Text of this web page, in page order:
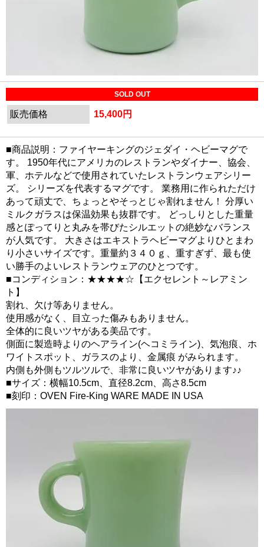
SOLD OUT
販売価格 15,400円
■商品説明：ファイヤーキングのジェダイ・ヘビーマグで
す。 1950年代にアメリカのレストランやダイナー、協会、
軍、ホテルなどで使用されていたレストランウェアシリー
ズ。 シリーズを代表するマグです。 業務用に作られただけ
あって頑丈で、ちょっとやそっとじゃ割れません！ 分厚い
ミルクガラスは保温効果も抜群です。 どっしりとした重量
感とぽってりと丸みを帯びたシルエットの絶妙なバランス
が人気です。 大きさはエキストラヘビーマグよりひとまわ
り小さいサイズです。重量約３４０ｇ、重すぎず、最も使
い勝手のよいレストランウェアのひとつです。
■コンディション：★★★★☆【エクセレント～レアミン
ト】
割れ、欠け等ありません。
使用感がなく、目立った傷みもありません。
全体的に良いツヤがある美品です。
側面に製造時よりのヘアライン(ヘコミライン)、気泡痕、ホ
ワイトスポット、ガラスのより、金属痕 がみられます。
内側も外側もツルツルで、非常に良いツヤがあります♪♪
■サイズ：横幅10.5cm、直径8.2cm、高さ8.5cm
■刻印：OVEN Fire-King WARE MADE IN USA